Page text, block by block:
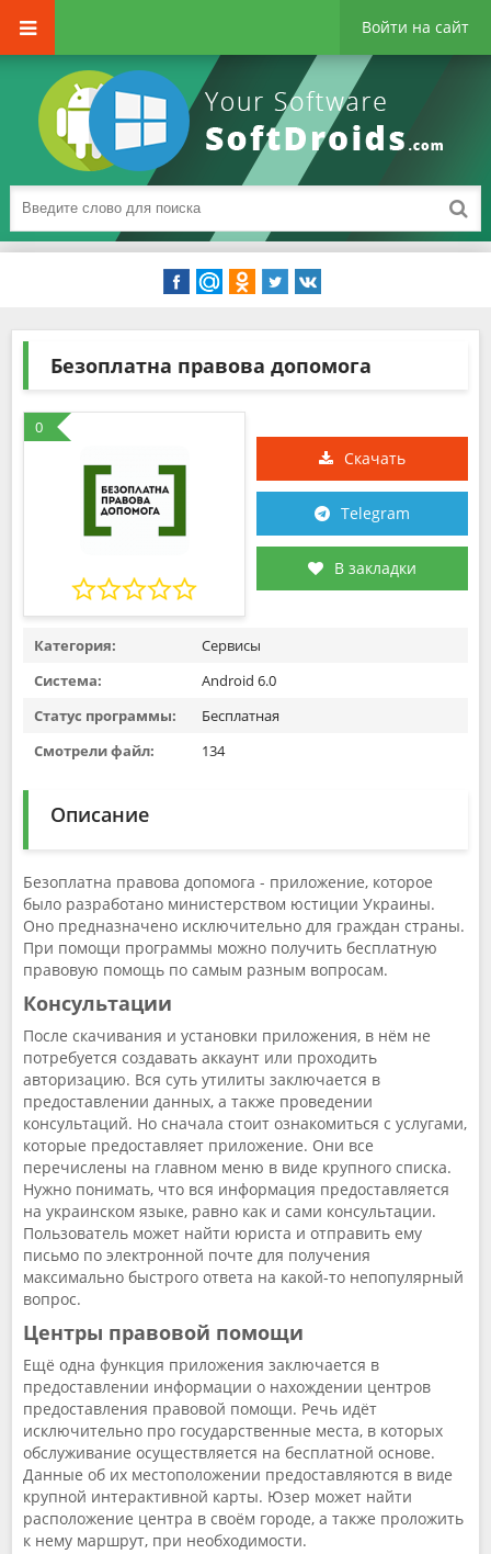
Войти на сайт
Безоплатна правова допомога
0
Скачать
Telegram
В закладки
Категория:
Сервисы
Система:
Android 6.0
Статус программы:
Бесплатная
Смотрели файл:
134
Описание
Безоплатна правова допомога - приложение, которое
было разработано министерством юстиции Украины.
Оно предназначено исключительно для граждан страны.
При помощи программы можно получить бесплатную
правовую помощь по самым разным вопросам.
Консультации
После скачивания и установки приложения, в нём не
потребуется создавать аккаунт или проходить
авторизацию. Вся суть утилиты заключается в
предоставлении данных, а также проведении
консультаций. Но сначала стоит ознакомиться с услугами,
которые предоставляет приложение. Они все
перечислены на главном меню в виде крупного списка.
Нужно понимать, что вся информация предоставляется
на украинском языке, равно как и сами консультации.
Пользователь может найти юриста и отправить ему
письмо по электронной почте для получения
максимально быстрого ответа на какой-то непопулярный
вопрос.
Центры правовой помощи
Ещё одна функция приложения заключается в
предоставлении информации о нахождении центров
предоставления правовой помощи. Речь идёт
исключительно про государственные места, в которых
обслуживание осуществляется на бесплатной основе.
Данные об их местоположении предоставляются в виде
крупной интерактивной карты. Юзер может найти
расположение центра в своём городе, а также проложить
к нему маршрут, при необходимости.